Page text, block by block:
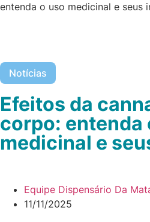
entenda o uso medicinal e seus
Notícias
Efeitos da
corpo: entenda
medicinal e
Equipe Dispensário Da
11/11/2025